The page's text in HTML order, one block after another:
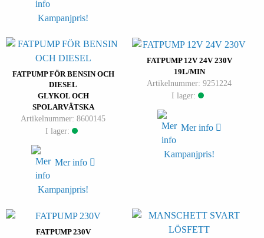
Kampanjpris!
FATPUMP FÖR BENSIN OCH
DIESEL
GLYKOL OCH
SPOLARVÄTSKA
Artikelnummer: 8600145
I lager:
Mer info
Kampanjpris!
FATPUMP 12V 24V 230V
19L/MIN
Artikelnummer: 9251224
I lager:
Mer info
Kampanjpris!
FATPUMP 230V